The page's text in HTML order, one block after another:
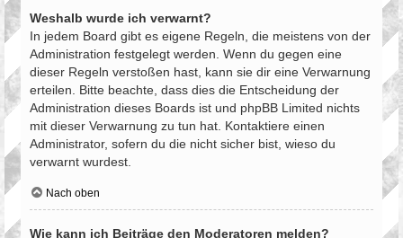
Weshalb wurde ich verwarnt?
In jedem Board gibt es eigene Regeln, die meistens von der
Administration festgelegt werden. Wenn du gegen eine
dieser Regeln verstoßen hast, kann sie dir eine Verwarnung
erteilen. Bitte beachte, dass dies die Entscheidung der
Administration dieses Boards ist und phpBB Limited nichts
mit dieser Verwarnung zu tun hat. Kontaktiere einen
Administrator, sofern du die nicht sicher bist, wieso du
verwarnt wurdest.
Nach oben
Wie kann ich Beiträge den Moderatoren melden?